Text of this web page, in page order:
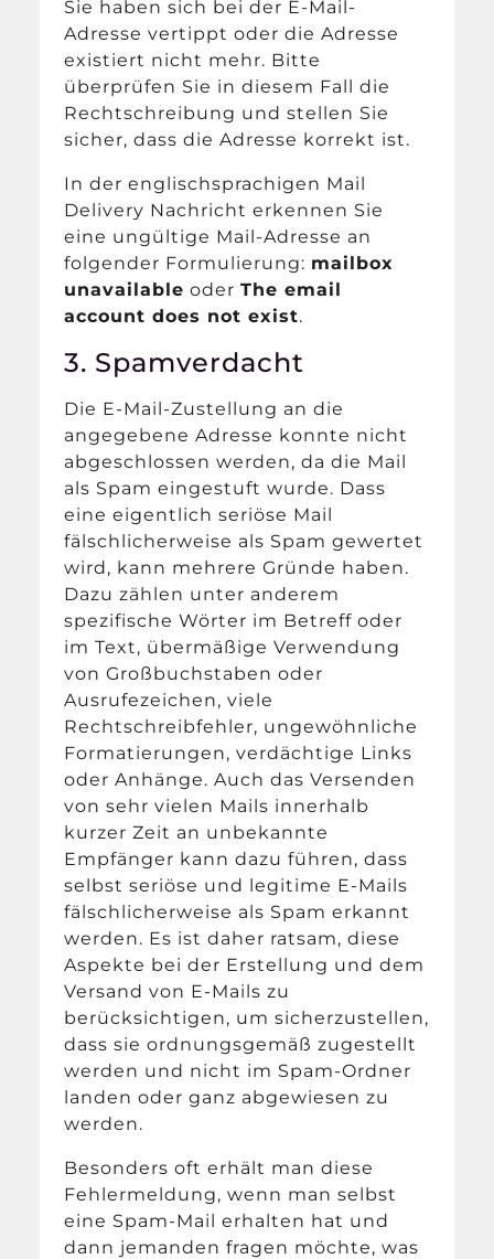
Sie haben sich bei der E-Mail-
Adresse vertippt oder die Adresse
existiert nicht mehr. Bitte
überprüfen Sie in diesem Fall die
Rechtschreibung und stellen Sie
sicher, dass die Adresse korrekt ist.
In der englischsprachigen Mail
Delivery Nachricht erkennen Sie
eine ungültige Mail-Adresse an
folgender Formulierung: mailbox
unavailable oderThe email
account does not exist.
3. Spamverdacht
Die E-Mail-Zustellung an die
angegebene Adresse konnte nicht
abgeschlossen werden, da die Mail
als Spam eingestuft wurde. Dass
eine eigentlich seriöse Mail
fälschlicherweise als Spam gewertet
wird, kann mehrere Gründe haben.
Dazu zählen unter anderem
spezifische Wörter im Betreff oder
im Text, übermäßige Verwendung
von Großbuchstaben oder
Ausrufezeichen, viele
Rechtschreibfehler, ungewöhnliche
Formatierungen, verdächtige Links
oder Anhänge. Auch das Versenden
von sehr vielen Mails innerhalb
kurzer Zeit an unbekannte
Empfänger kann dazu führen, dass
selbst seriöse und legitime E-Mails
fälschlicherweise als Spam erkannt
werden. Es ist daher ratsam, diese
Aspekte bei der Erstellung und dem
Versand von E-Mails zu
berücksichtigen, um sicherzustellen,
dass sie ordnungsgemäß zugestellt
werden und nicht im Spam-Ordner
landen oder ganz abgewiesen zu
werden.
Besonders oft erhält man diese
Fehlermeldung, wenn man selbst
eine Spam-Mail erhalten hat und
dann jemanden fragen möchte, was